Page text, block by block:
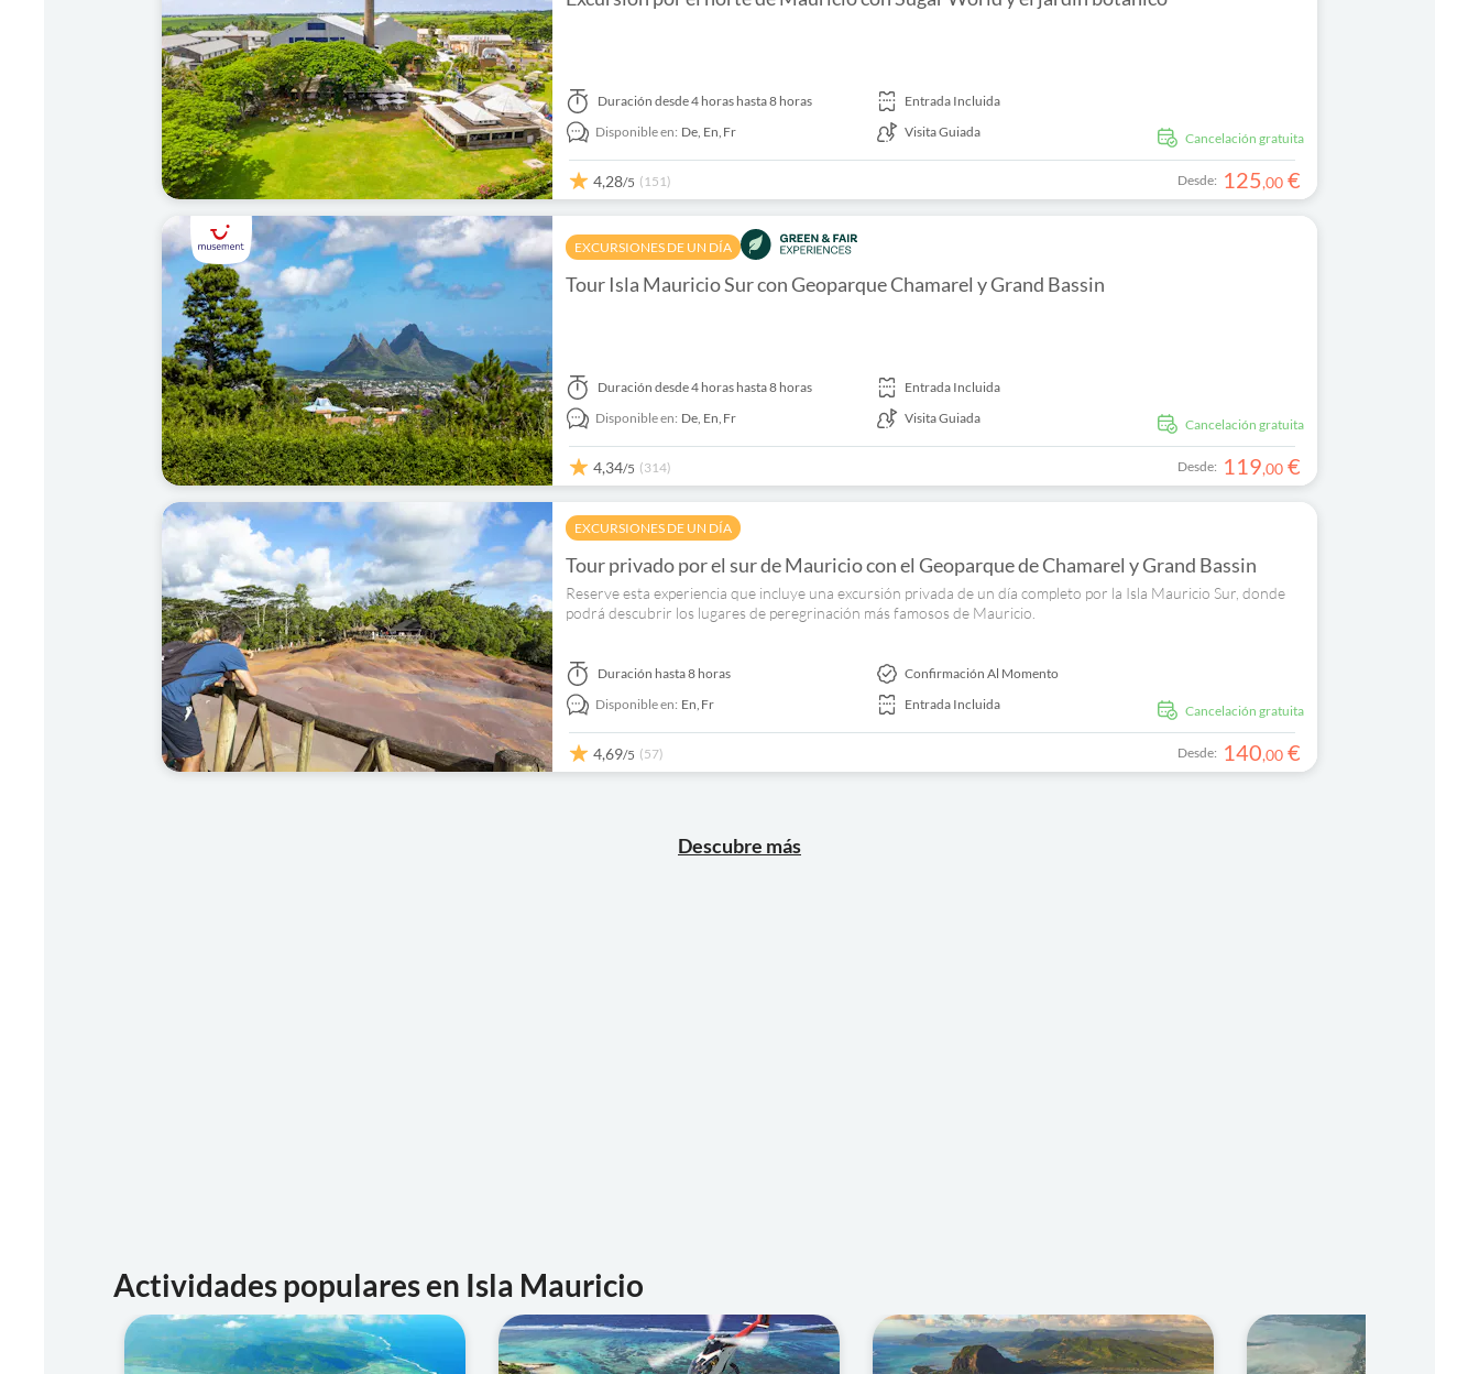
cancelación gratuita
Duración desde 4 horas hasta 8 horas
Disponible en: De, En, Fr
Entrada Incluida
Visita Guiada
4,28/5 (151) Desde: 125,00 €
EXCURSIONES DE UN DÍA
Tour Isla Mauricio Sur con Geoparque Chamarel y Grand Bassin
cancelación gratuita
Duración desde 4 horas hasta 8 horas
Disponible en: De, En, Fr
Entrada Incluida
Visita Guiada
4,34/5 (314) Desde: 119,00 €
EXCURSIONES DE UN DÍA
Tour privado por el sur de Mauricio con el Geoparque de Chamarel y Grand Bassin
Reserve esta experiencia que incluye una excursión privada de un día completo por la Isla Mauricio Sur, donde
podrá descubrir los lugares de peregrinación más famosos de Mauricio.
cancelación gratuita
Duración hasta 8 horas
Disponible en: En, Fr
Confirmación Al Momento
Entrada Incluida
4,69/5 (57) Desde: 140,00 €
Descubre más
Actividades populares en Isla Mauricio